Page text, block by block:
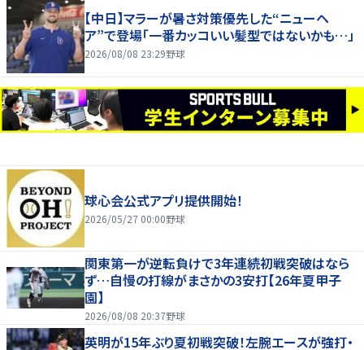
【中日】マラーが暑さ対策優先した“ニューヘ
ア”で登場「一番カッコいい髪型ではないかも…」
2026/08/08 23:29野球
球心会公式アプリ提供開始！
2026/05/27 00:00野球
関東第一が逆転負けで3年連続初戦突破はなら
ず…自慢の打線がまさかの3安打【26年夏甲子
園】
2026/08/08 20:37野球
英明が15年ぶり夏初戦突破！左腕エースが強打・